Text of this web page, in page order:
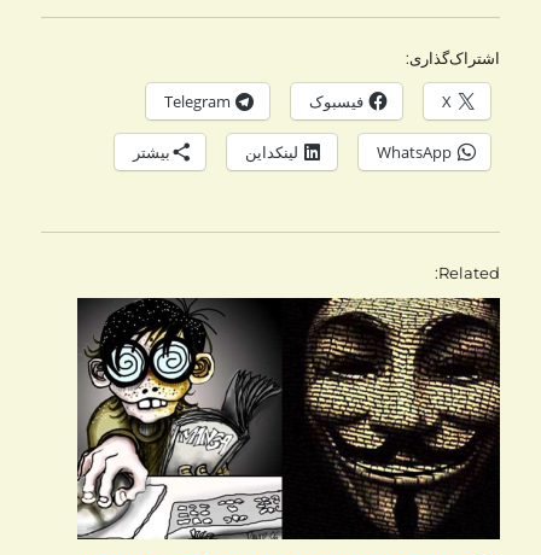
اشتراک‌گذاری:
X فیسبوک Telegram
WhatsApp لینکداین بیشتر
Related